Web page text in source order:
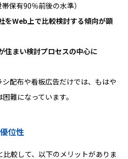
保有90％前後の水準）
をWeb上で比較検討する傾向が顕
住まい検討プロセスの中心に
配布や看板広告だけでは、もはや
難になっています。
位性
較して、以下のメリットがありま